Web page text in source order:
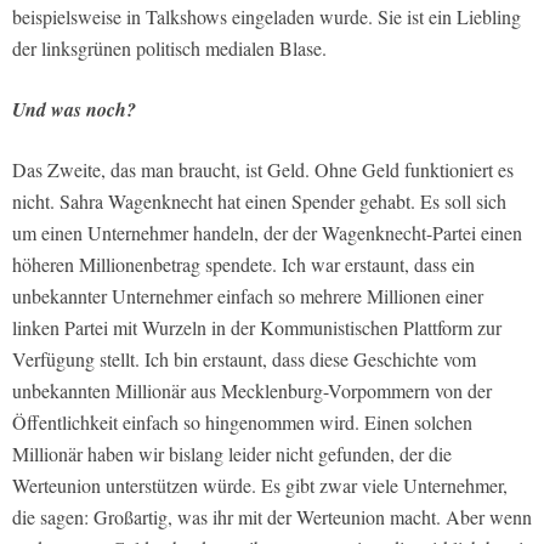
beispielsweise in Talkshows eingeladen wurde. Sie ist ein Liebling
der linksgrünen politisch medialen Blase.
Und was noch?
Das Zweite, das man braucht, ist Geld. Ohne Geld funktioniert es
nicht. Sahra Wagenknecht hat einen Spender gehabt. Es soll sich
um einen Unternehmer handeln, der der Wagenknecht-Partei einen
höheren Millionenbetrag spendete. Ich war erstaunt, dass ein
unbekannter Unternehmer einfach so mehrere Millionen einer
linken Partei mit Wurzeln in der Kommunistischen Plattform zur
Verfügung stellt. Ich bin erstaunt, dass diese Geschichte vom
unbekannten Millionär aus Mecklenburg-Vorpommern von der
Öffentlichkeit einfach so hingenommen wird. Einen solchen
Millionär haben wir bislang leider nicht gefunden, der die
Werteunion unterstützen würde. Es gibt zwar viele Unternehmer,
die sagen: Großartig, was ihr mit der Werteunion macht. Aber wenn